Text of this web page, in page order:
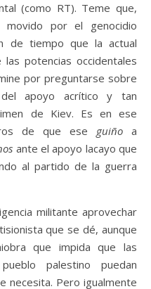
(como RT). Teme que,
por el genocidio
de tiempo que la actual
potencias occidentales
por preguntarse sobre
del apoyo acrítico y tan
de Kiev. Es en ese
de que ese guiño a
ante el apoyo lacayo que
al partido de la guerra
militante aprovechar
que se dé, aunque
que impida que las
palestino puedan
necesita. Pero igualmente